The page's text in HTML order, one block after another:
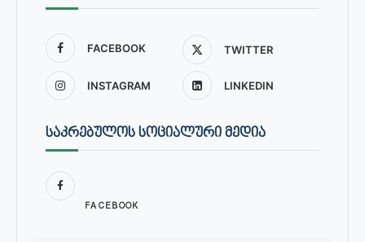
FACEBOOK TWITTER
INSTAGRAM LINKEDIN
ᲡᲐᲙᲠᲔᲑᲣᲚᲝᲡ ᲡᲝᲪᲘᲐᲚᲣᲠᲘ ᲛᲔᲓᲘᲐ
FACEBOOK